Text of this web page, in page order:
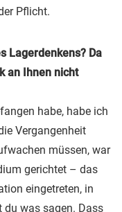
Pflicht.
Lagerdenkens? Da
an Ihnen nicht
habe, habe ich
Vergangenheit
müssen, war
gerichtet – das
eingetreten, in
was sagen. Dass